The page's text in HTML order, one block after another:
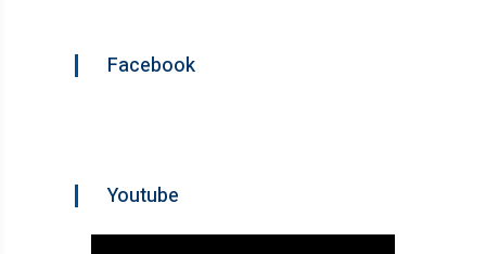
Facebook
Youtube